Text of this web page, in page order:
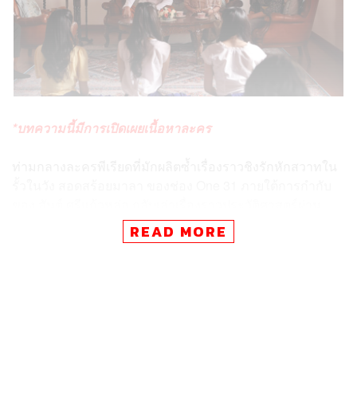
*บทความนี้มีการเปิดเผยเนื้อหาละคร
ชีวิตผู้หญิงและจังหวะก้าวที่เปลี่ยนไปของนาฏศิลป์ไทยใน
ช่วงเวลาที่สยามเผชิญกับการเปลี่ยนแปลงทางการเมืองเข้าสู่
READ MORE